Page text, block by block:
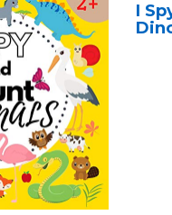
I